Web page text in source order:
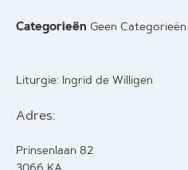
Categorieën Geen Categorieën
Liturgie: Ingrid de Willigen
Adres:
Prinsenlaan 82